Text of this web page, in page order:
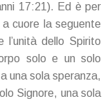
17:21). Ed è per
cuore la seguente
l’unità dello Spirito
solo e un solo
una sola speranza,
Signore, una sola